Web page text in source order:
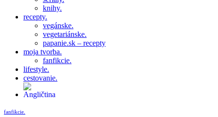
knihy.
recepty.
vegánske.
vegetariánske.
papanie.sk – recepty
moja tvorba.
fanfikcie.
lifestyle.
cestovanie.
fanfikcie.